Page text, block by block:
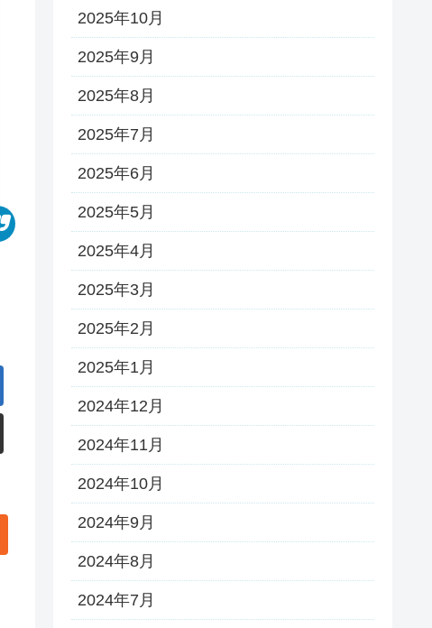
2025年10月
2025年9月
2025年8月
2025年7月
2025年6月
2025年5月
2025年4月
2025年3月
2025年2月
2025年1月
2024年12月
2024年11月
2024年10月
2024年9月
2024年8月
2024年7月